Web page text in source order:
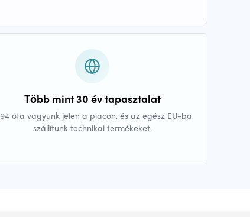
Több mint 30 év tapasztalat
óta vagyunk jelen a piacon, és az egész EU-ba
szállítunk technikai termékeket.